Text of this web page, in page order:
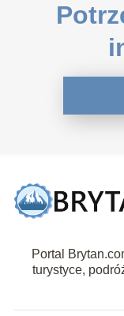
Portal
turystyce,